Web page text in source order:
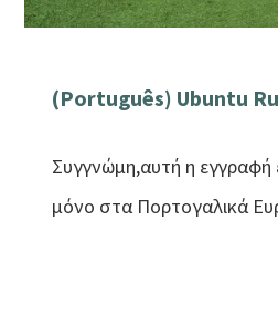
(Português) Ubuntu
Συγγνώμη,αυτή η εγγραφή
μόνο στα Πορτογαλικά